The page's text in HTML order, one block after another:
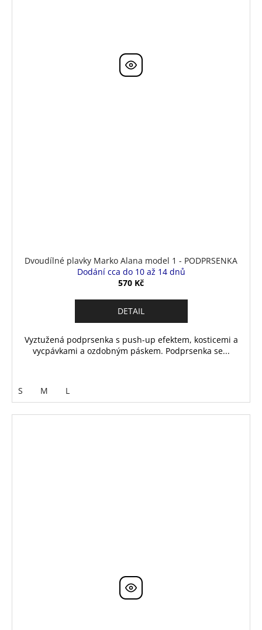
Dvoudílné plavky Marko Alana model 1 - PODPRSENKA
Dodání cca do 10 až 14 dnů
570 Kč
DETAIL
Vyztužená podprsenka s push-up efektem, kosticemi a
vycpávkami a ozdobným páskem. Podprsenka se...
S M L